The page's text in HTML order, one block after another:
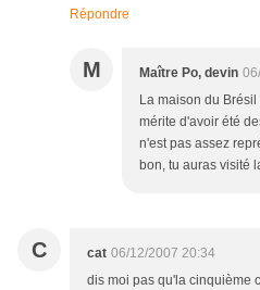
Répondre
M Maître Po, devin
La maison du
mérite d'avoir été
n'est pas assez
bon, tu auras visité
C cat 06/12/2007 20:34
dis moi pas qu'la cinquième